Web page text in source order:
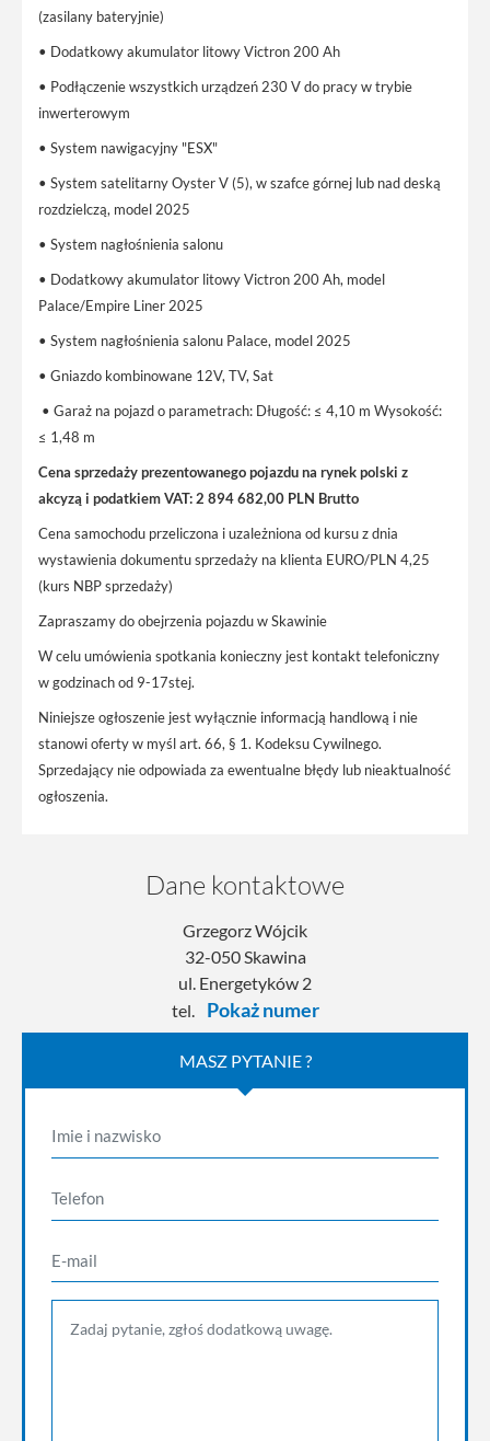
(zasilany bateryjnie)
• Dodatkowy akumulator litowy Victron 200 Ah
• Podłączenie wszystkich urządzeń 230 V do pracy w trybie
inwerterowym
• System nawigacyjny "ESX"
• System satelitarny Oyster V (5), w szafce górnej lub nad deską
rozdzielczą, model 2025
• System nagłośnienia salonu
• Dodatkowy akumulator litowy Victron 200 Ah, model
Palace/Empire Liner 2025
• System nagłośnienia salonu Palace, model 2025
• Gniazdo kombinowane 12V, TV, Sat
• Garaż na pojazd o parametrach: Długość: ≤ 4,10 m Wysokość:
≤ 1,48 m
Cena sprzedaży prezentowanego pojazdu na rynek polski z
akcyzą i podatkiem VAT: 2 894 682,00 PLN Brutto
Cena samochodu przeliczona i uzależniona od kursu z dnia
wystawienia dokumentu sprzedaży na klienta EURO/PLN 4,25
(kurs NBP sprzedaży)
Zapraszamy do obejrzenia pojazdu w Skawinie
W celu umówienia spotkania konieczny jest kontakt telefoniczny
w godzinach od 9-17stej.
Niniejsze ogłoszenie jest wyłącznie informacją handlową i nie
stanowi oferty w myśl art. 66, § 1. Kodeksu Cywilnego.
Sprzedający nie odpowiada za ewentualne błędy lub nieaktualność
ogłoszenia.
Dane kontaktowe
Grzegorz Wójcik
32-050 Skawina
ul. Energetyków 2
tel.
Pokaż numer
MASZ PYTANIE ?